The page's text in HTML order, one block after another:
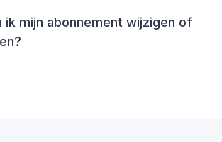
ik mijn abonnement wijzigen of